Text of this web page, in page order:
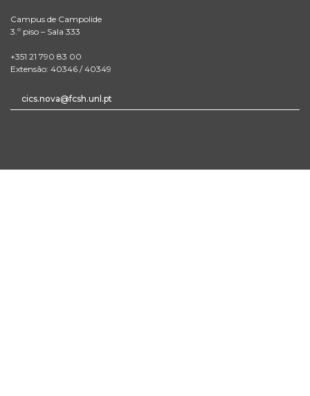
Campus de Campolide
3.º piso – Sala 333
+351 21 790 83 00
Extensão: 40346 / 40349
cics.nova@fcsh.unl.pt